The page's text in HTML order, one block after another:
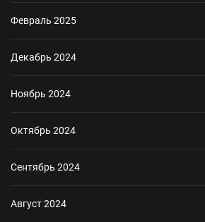
Февраль 2025
Декабрь 2024
Ноябрь 2024
Октябрь 2024
Сентябрь 2024
Август 2024